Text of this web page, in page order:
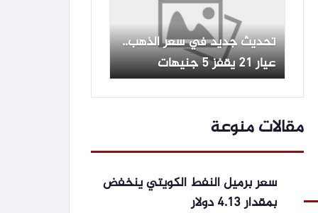
تحديث جديد في سعر الذهب..
عيار 21 يقفز 5 جنيهات
مقالات منوعة
سعر برميل النفط الكويتي ينخفض
بمقدار 4.13 دولار